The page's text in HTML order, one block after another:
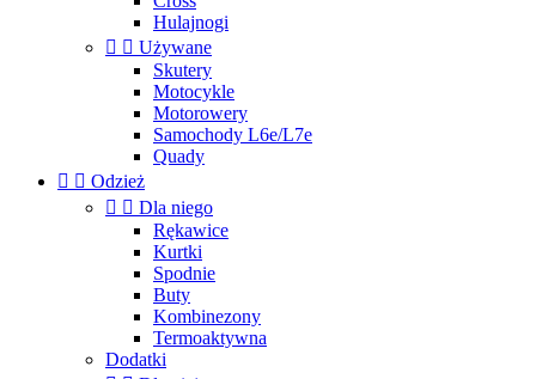
Hulajnogi
  Używane
Skutery
Motocykle
Motorowery
Samochody L6e/L7e
Quady
  Odzież
  Dla niego
Rękawice
Kurtki
Spodnie
Buty
Kombinezony
Termoaktywna
Dodatki